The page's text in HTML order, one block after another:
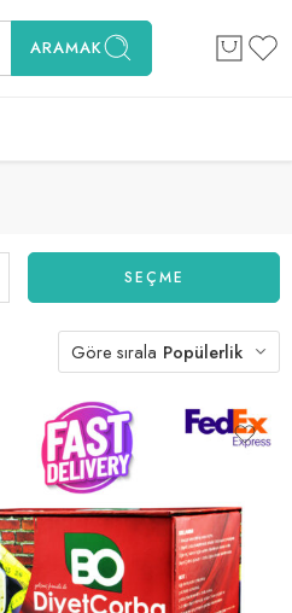
ARAMAK
SEÇME
Göre sırala Popülerlik